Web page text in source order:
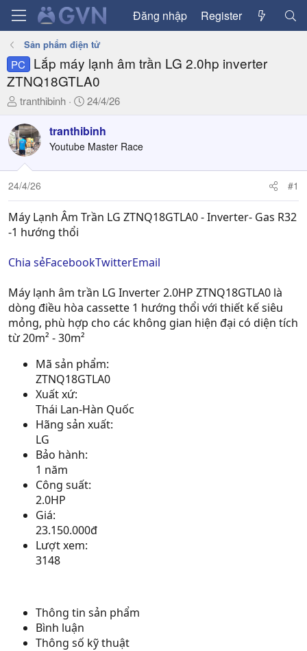
Đăng nhập Register
Sản phẩm điện tử
PC
Lắp máy lạnh âm trần LG 2.0hp inverter
ZTNQ18GTLA0
T
r
e
a
d
s
t
a
r
e
tranthibinh
N
à
y
ử
24/4/26
tranthibinh
Youtube Master Race
24/4/26 #1
Máy Lạnh Âm Trần LG ZTNQ18GTLA0 - Inverter- Gas R32
-1 hướng thổi
Chia sẻFacebookTwitterEmail
Máy lạnh âm trần LG Inverter 2.0HP ZTNQ18GTLA0 là
dòng điều hòa cassette 1 hướng thổi với thiết kế siêu
mỏng, phù hợp cho các không gian hiện đại có diện tích
từ 20m² - 30m²
Mã sản phẩm:
ZTNQ18GTLA0
Xuất xứ:
Thái Lan-Hàn Quốc
Hãng sản xuất:
LG
Bảo hành:
1 năm
Công suất:
2.0HP
Giá:
23.150.000đ
Lượt xem:
3148
Thông tin sản phẩm
Bình luận
Thông số kỹ thuật